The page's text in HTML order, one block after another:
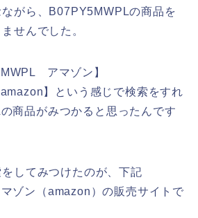
がら、B07PY5MWPLの商品を
せんでした。
アマゾン】
】という感じで検索をすれ
商品がみつかると思ったんです
してみつけたのが、下記
ゾン（amazon）の販売サイトで